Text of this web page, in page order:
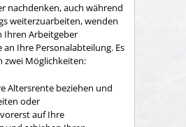
nachdenken, auch während
weiterzuarbeiten, wenden
Ihren Arbeitgeber
an Ihre Personalabteilung. Es
zwei Möglichkeiten:
Altersrente beziehen und
oder
auf Ihre